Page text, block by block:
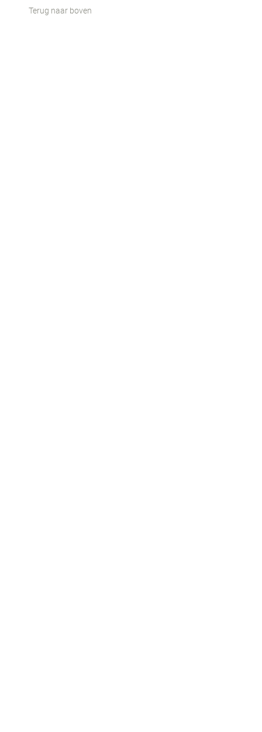
Terug naar boven